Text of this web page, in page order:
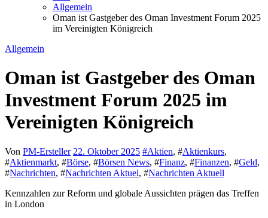
Allgemein
Oman ist Gastgeber des Oman Investment Forum 2025
im Vereinigten Königreich
Allgemein
Oman ist Gastgeber des Oman
Investment Forum 2025 im
Vereinigten Königreich
Von PM-Ersteller 22. Oktober 2025 #Aktien, #Aktienkurs,
#Aktienmarkt, #Börse, #Börsen News, #Finanz, #Finanzen, #Geld,
#Nachrichten, #Nachrichten Aktuel, #Nachrichten Aktuell
Kennzahlen zur Reform und globale Aussichten prägen das Treffen
in London